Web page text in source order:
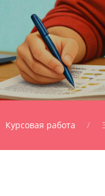
Курсовая работа